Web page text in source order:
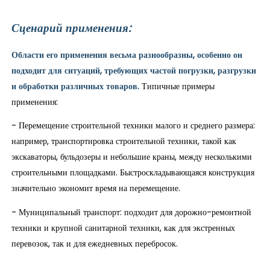
Сценарий применения:
Области его применения весьма разнообразны, особенно он
подходит для ситуаций, требующих частой погрузки, разгрузки
и обработки различных товаров. Типичные примеры
применения:
- Перемещение строительной техники малого и среднего размера:
например, транспортировка строительной техники, такой как
экскаваторы, бульдозеры и небольшие краны, между несколькими
строительными площадками. Быстроскладывающаяся конструкция
значительно экономит время на перемещение.
- Муниципальный транспорт: подходит для дорожно-ремонтной
техники и крупной санитарной техники, как для экстренных
перевозок, так и для ежедневных перебросок.